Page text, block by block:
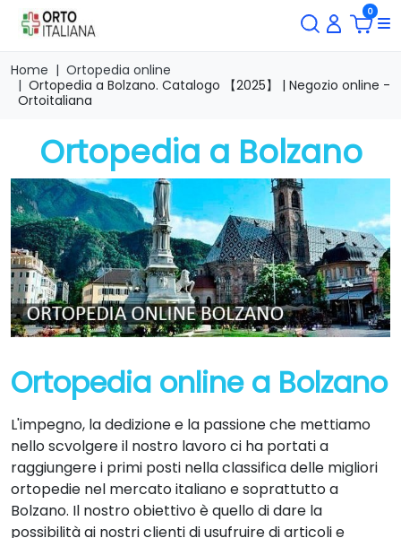
0
Home
Ortopedia online
Ortopedia a Bolzano. Catalogo 【2025】 | Negozio online -
Ortoitaliana
Ortopedia a Bolzano
Ortopedia online a Bolzano
L'impegno, la dedizione e la passione che mettiamo
nello scvolgere il nostro lavoro ci ha portati a
raggiungere i primi posti nella classifica delle migliori
ortopedie nel mercato italiano e soprattutto a
Bolzano. Il nostro obiettivo è quello di dare la
possibilità ai nostri clienti di usufruire di articoli e